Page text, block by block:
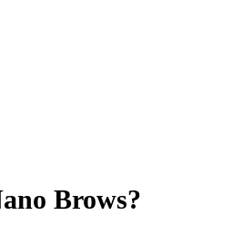
Brows?